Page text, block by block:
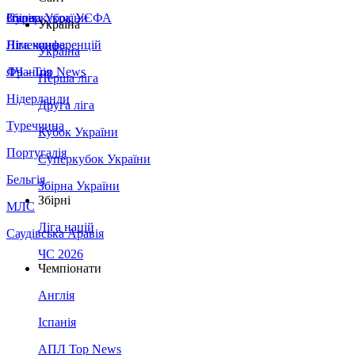
Збірна України
Італія
Німеччина
Франція
Нідерланди
Туреччина
Португалія
Бельгія
МЛС
Саудівська Аравія
Суперкубок УЄФА
Ліга конференцій
ЛЧ - Top News
Україна
Україна
Перша ліга
Друга ліга
Кубок України
Суперкубок України
Збірна України
Збірні
Ліга націй
ЧС 2026
Чемпіонати
Англія
Іспанія
АПЛ Top News